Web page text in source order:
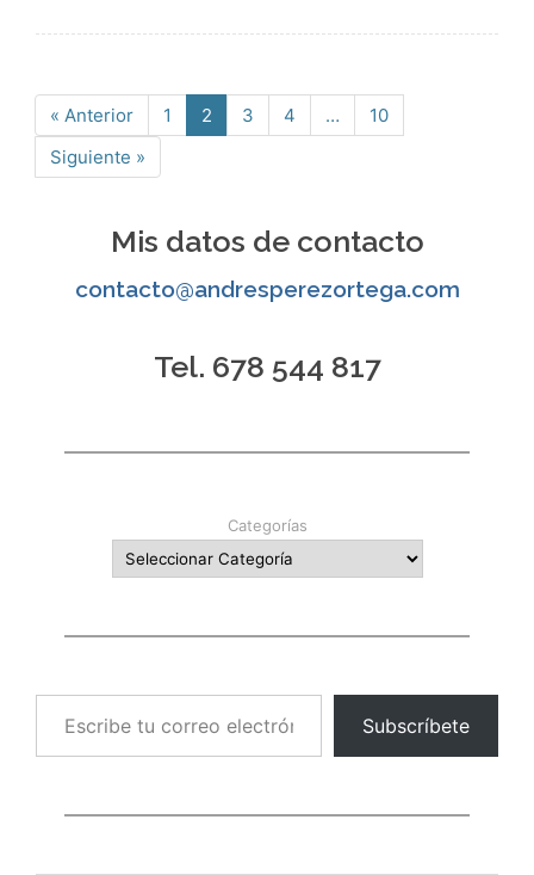
« Anterior Página
1 Página
2 Página
3 Página
4 … Página
10
Siguiente »
Mis datos de contacto
contacto@andresperezortega.com
Tel. 678 544 817
Categorías
Escribe tu correo electrónico…
Subscríbete